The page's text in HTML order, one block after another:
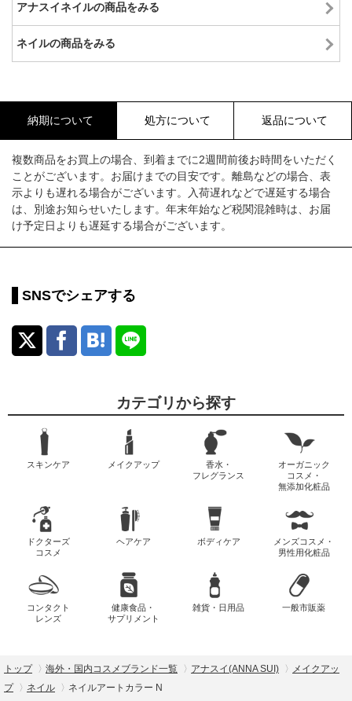
アナスイネイルの商品をみる
ネイルの商品をみる
納期について 処方について 返品について
複数商品をお買上の場合、到着までに2週間前後お時間をいただく
ことがございます。お届けまでの目安です。離島などの場合、表
示よりも遅れる場合がございます。入荷遅れなどで遅延する場合
は、別途お知らせいたします。年末年始など税関混雑時は、お届
け予定日よりも遅延する場合がございます。
SNSでシェアする
カテゴリから探す
スキンケア メイクアップ
香水・
フレグランス
オーガニック
コスメ・
無添加化粧品
ドクターズ
コスメ
ヘアケア ボディケア
メンズコスメ・
男性用化粧品
コンタクト
レンズ
健康食品・
サプリメント
雑貨・日用品 一般市販薬
トップ 海外・国内コスメブランド一覧 アナスイ(ANNA SUI)
メイクアッ
プ
ネイル ネイルアートカラー N